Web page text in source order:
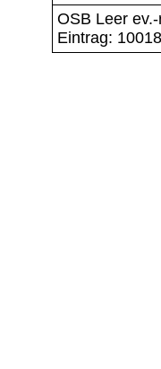
OSB Leer
Eintrag: 10018